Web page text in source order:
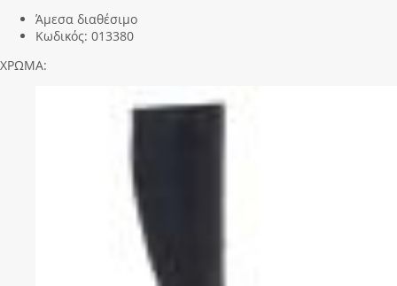
Άμεσα διαθέσιμο
Κωδικός: 013380
ΧΡΩΜΑ: